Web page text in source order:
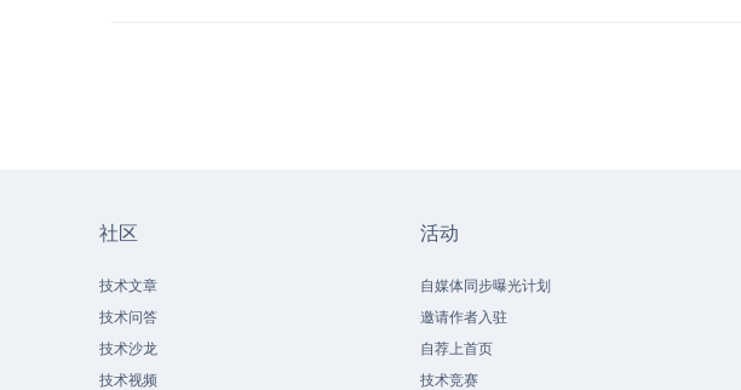
社区
技术文章
技术问答
技术沙龙
技术视频
活动
自媒体同步曝光计划
邀请作者入驻
自荐上首页
技术竞赛